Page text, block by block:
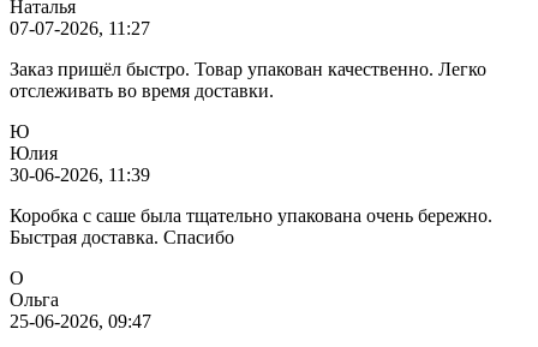
Наталья
07-07-2026, 11:27
Заказ пришёл быстро. Товар упакован качественно. Легко
отслеживать во время доставки.
Ю
Юлия
30-06-2026, 11:39
Коробка с саше была тщательно упакована очень бережно.
Быстрая доставка. Спасибо
О
Ольга
25-06-2026, 09:47